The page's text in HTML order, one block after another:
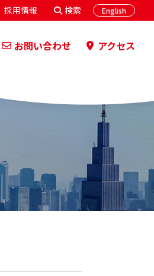
採用情報 検索 English
お問い合わせ アクセス